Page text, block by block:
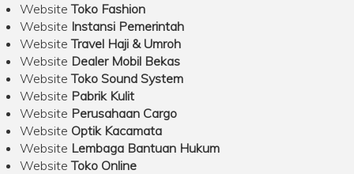
WebsiteToko Fashion
Website Instansi Pemerintah
WebsiteTravel Haji & Umroh
Website Dealer Mobil Bekas
WebsiteToko Sound System
Website Pabrik Kulit
Website Perusahaan Cargo
Website Optik Kacamata
Website Lembaga Bantuan Hukum
WebsiteToko Online